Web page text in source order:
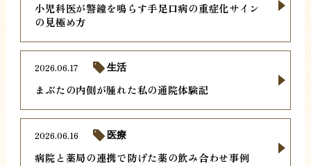
小児科医が警鐘を鳴らす手足口病の重症化サイン
の見極め方
まぶたの内側が腫れた私の通院体験記
2026.06.17 生活
病院と薬局の連携で防げた薬の飲み合わせ事例
2026.06.16 医療